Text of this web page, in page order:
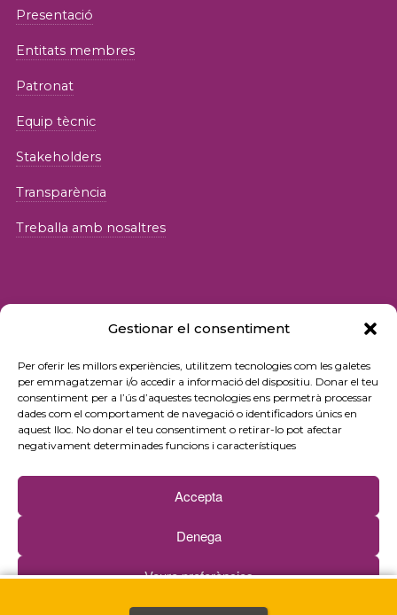
Gestionar el consentiment
Per oferir les millors experiències, utilitzem tecnologies com les galetes
per emmagatzemar i/o accedir a informació del dispositiu. Donar el teu
consentiment per a l’ús d’aquestes tecnologies ens permetrà processar
dades com el comportament de navegació o identificadors únics en
aquest lloc. No donar el teu consentiment o retirar-lo pot afectar
negativament determinades funcions i característiques
Accepta
Denega
Veure preferències
Presentació
Entitats membres
Patronat
Equip tècnic
Stakeholders
Transparència
Treballa amb nosaltres
© 2026 Fundació iSocial
Política de privacitat
Condicions d’ús
Política de cookies
Contacte